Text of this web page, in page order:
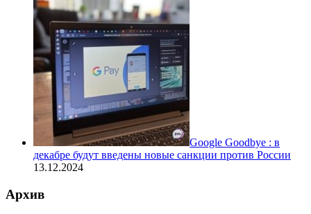
Google Goodbye : в
декабре будут введены новые санкции против России
13.12.2024
Архив